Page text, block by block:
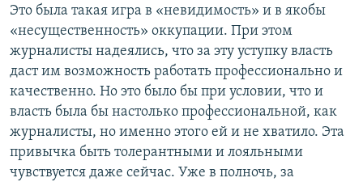
Это была такая игра в «невидимость» и в якобы
«несущественность» оккупации. При этом
журналисты надеялись, что за эту уступку власть
даст им возможность работать профессионально и
качественно. Но это было бы при условии, что и
власть была бы настолько профессиональной, как
журналисты, но именно этого ей и не хватило. Эта
привычка быть толерантными и лояльными
чувствуется даже сейчас. Уже в полночь, за